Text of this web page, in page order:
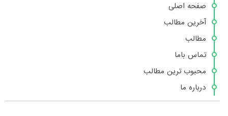
صفحه اصلی
آخرین مطالب
مطالب
تماس باما
محبوب ترین مطالب
درباره ما